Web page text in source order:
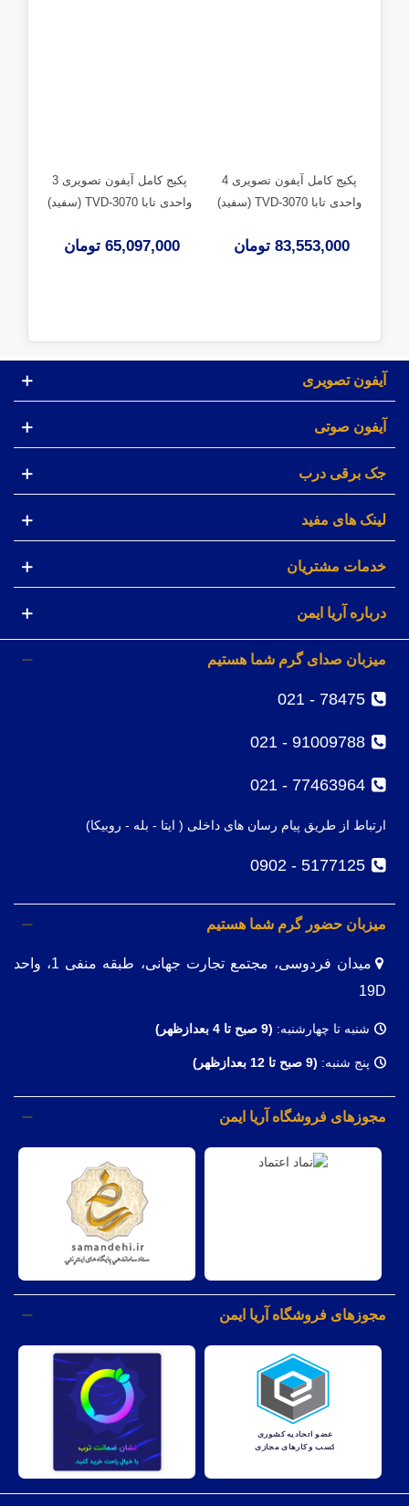
پکیج کامل آیفون تصویری 4
واحدی تابا TVD-3070 (سفید)
83,553,000 تومان
پکیج کامل آیفون تصویری 3
واحدی تابا TVD-3070 (سفید)
65,097,000 تومان
آیفون تصویری
آیفون صوتی
جک برقی درب
لینک های مفید
خدمات مشتریان
درباره آریا ایمن
میزبان صدای گرم شما هستیم
78475 - 021
91009788 - 021
77463964 - 021
ارتباط از طریق پیام رسان های داخلی ( ایتا - بله - روبیکا)
5177125 - 0902
میزبان حضور گرم شما هستیم
میدان فردوسی، مجتمع تجارت جهانی، طبقه منفی 1، واحد
19D
شنبه تا چهارشنبه: (9 صبح تا 4 بعدازظهر)
پنج شنبه: (9 صبح تا 12 بعدازظهر)
مجوزهای فروشگاه آریا ایمن
مجوزهای فروشگاه آریا ایمن